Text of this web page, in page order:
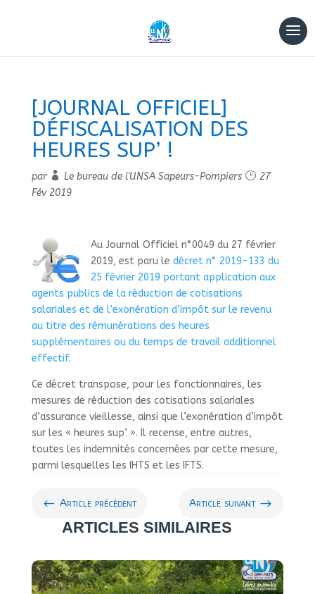
[JOURNAL OFFICIEL]
DÉFISCALISATION DES
HEURES SUP’ !
par Le bureau de l'UNSA Sapeurs-Pompiers
27
Fév 2019
Au Journal Officiel n°0049 du 27 février
2019, est paru le décret n° 2019-133 du
25 février 2019 portant application aux
agents publics de la réduction de cotisations
salariales et de l’exonération d’impôt sur le revenu
au titre des rémunérations des heures
supplémentaires ou du temps de travail additionnel
effectif.
Ce décret transpose, pour les fonctionnaires, les
mesures de réduction des cotisations salariales
d’assurance vieillesse, ainsi que l’exonération d’impôt
sur les « heures sup’ ». Il recense, entre autres,
toutes les indemnités concernées par cette mesure,
parmi lesquelles les IHTS et les IFTS.
# Article précédent Article suivant $
ARTICLES SIMILAIRES